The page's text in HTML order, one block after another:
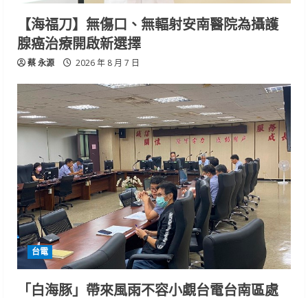
【海福刀】無傷口、無輻射安南醫院為攝護
腺癌治療開啟新選擇
蔡 永源 2026 年 8 月 7 日
台電
「白海豚」帶來風雨不容小覷台電台南區處